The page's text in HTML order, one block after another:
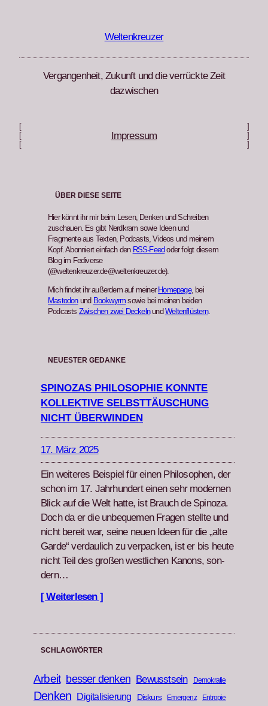
Weltenkreuzer
Vergangenheit, Zukunft und die verrückte Zeit
dazwischen
Impressum
ÜBER DIESE SEITE
Hier könnt ihr mir beim Lesen, Denken und Schreiben
zuschauen. Es gibt Nerdkram sowie Ideen und
Fragmente aus Texten, Podcasts, Videos und meinem
Kopf. Abonniert einfach den RSS-Feed oder folgt diesem
Blog im Fediverse
(@weltenkreuzer.de@weltenkreuzer.de).
Mich findet ihr außerdem auf meiner Homepage, bei
Mastodonund Bookwyrm sowie bei meinen beiden
Podcasts Zwischen zwei DeckelnundWeltenflüstern.
NEUESTER GEDANKE
SPINOZAS PHILOSOPHIE KONNTE
KOLLEKTIVE SELBSTTÄUSCHUNG
NICHT ÜBERWINDEN
17. März 2025
Ein weit­eres Beispiel für einen Philosophen, der
schon im 17. Jahrhun­dert einen sehr mod­er­nen
Blick auf die Welt hat­te, ist Brauch de Spin­oza.
Doch da er die unbe­que­men Fra­gen stellte und
nicht bere­it war, seine neuen Ideen für die „alte
Garde“ ver­daulich zu ver­pack­en, ist er bis heute
nicht Teil des großen west­lichen Kanons, son­
dern…
[ Weiterlesen ]
SCHLAGWÖRTER
Arbeit besser denken Bewusstsein Demokratie
Denken Digitalisierung Diskurs Emergenz
Entropie